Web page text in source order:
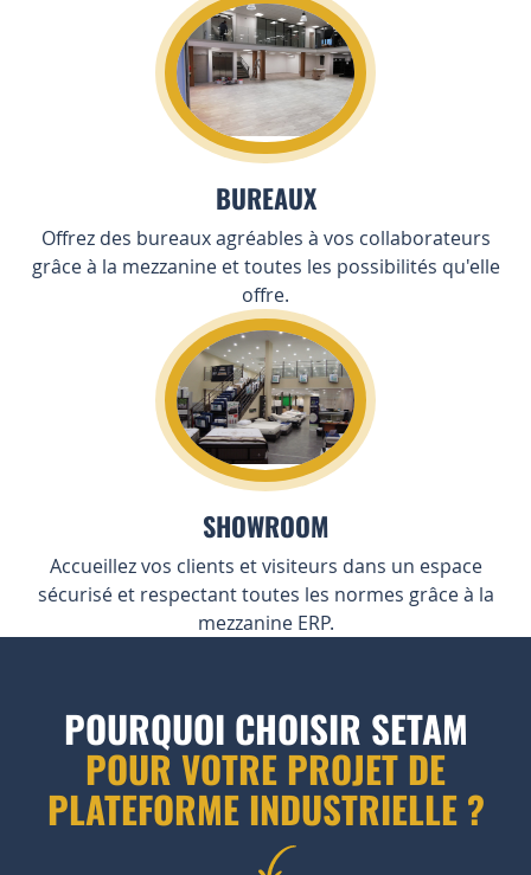
BUREAUX
Offrez des bureaux agréables à vos collaborateurs
grâce à la mezzanine et toutes les possibilités qu'elle
offre.
SHOWROOM
Accueillez vos clients et visiteurs dans un espace
sécurisé et respectant toutes les normes grâce à la
mezzanine ERP.
POURQUOI CHOISIR SETAM
POUR VOTRE PROJET DE
PLATEFORME INDUSTRIELLE ?